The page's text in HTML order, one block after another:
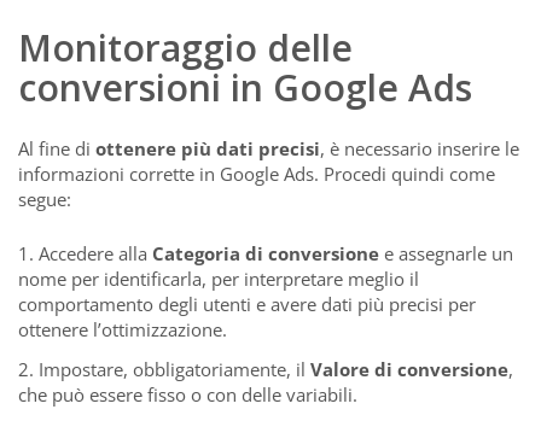
Monitoraggio delle
conversioni in Google Ads
Al fine di ottenere più dati precisi, è necessario inserire le
informazioni corrette in Google Ads. Procedi quindi come
segue:
Accedere alla Categoria di conversione e assegnarle un
nome per identificarla, per interpretare meglio il
comportamento degli utenti e avere dati più precisi per
ottenere l’ottimizzazione.
Impostare, obbligatoriamente, il Valore di conversione,
che può essere fisso o con delle variabili.